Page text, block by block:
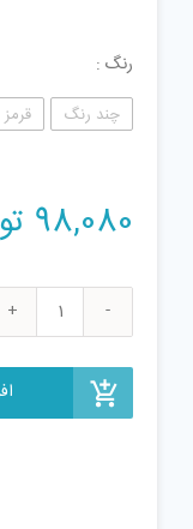
رنگ
چند رنگ قرمز
98,080
ساختنی